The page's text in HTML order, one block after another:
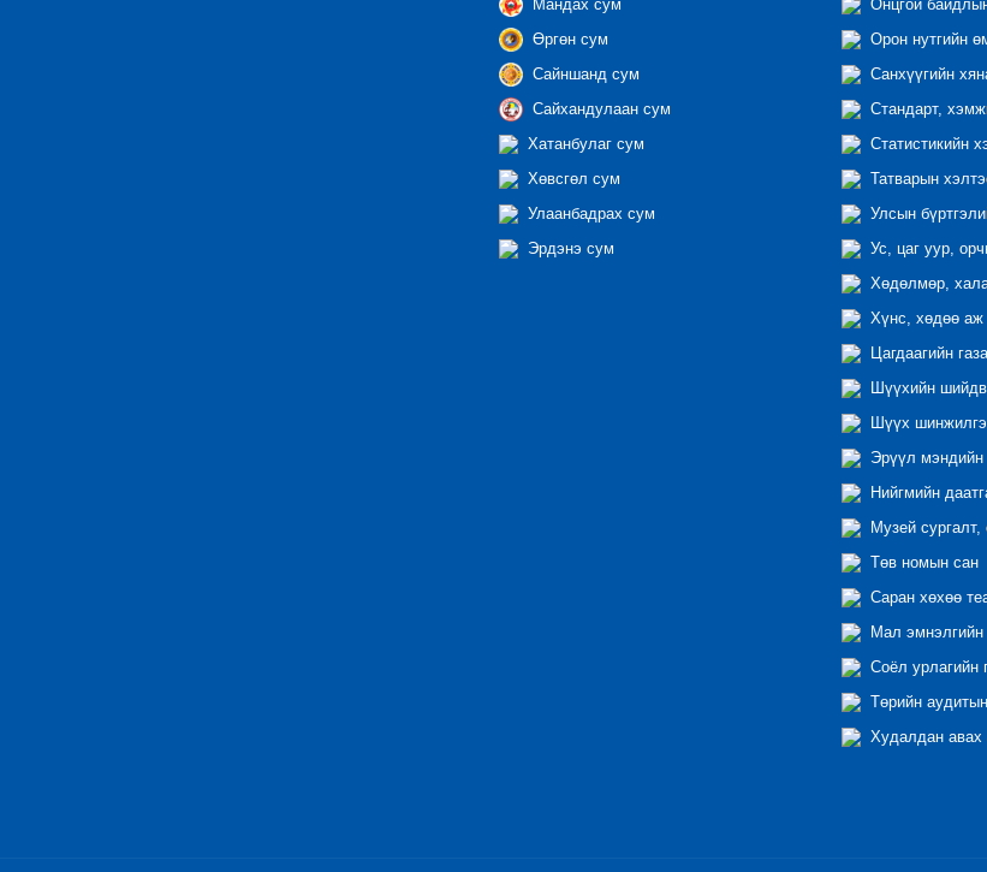
Мандах сум
Өргөн сум
Сайншанд сум
Сайхандулаан сум
Хатанбулаг сум
Хөвсгөл сум
Улаанбадрах сум
Эрдэнэ сум
Онцгой
Орон нутгийн
Санхүүгийн
Стандарт,
Статистикийн
Татварын
Улсын
Ус, цаг уур,
Хөдөлмөр,
Хүнс, хөдөө аж
Цагдаагийн
Шүүхийн
Шүүх
Эрүүл мэндийн
Нийгмийн
Музей
Төв номын сан
Саран хөхөө
Мал эмнэлгийн
Соёл урлагийн
Төрийн
Худалдан авах